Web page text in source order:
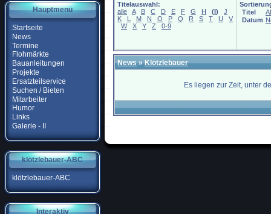
Hauptmenü
Startseite
News
Termine
Flohmärkte
Bauanleitungen
Projekte
Ersatzteilservice
Suchen / Bieten
Mitarbeiter
Humor
Links
Galerie - II
klötzlebauer-ABC
klötzlebauer-ABC
Interaktiv
Titelauswahl:
alle
A B C D E F G H (I)
J
K
L M N O P Q R S T U
V
W
X Y Z 0-9
Titel
Datum
News»Klötzlebauer
Es liegen zur Zeit, unter